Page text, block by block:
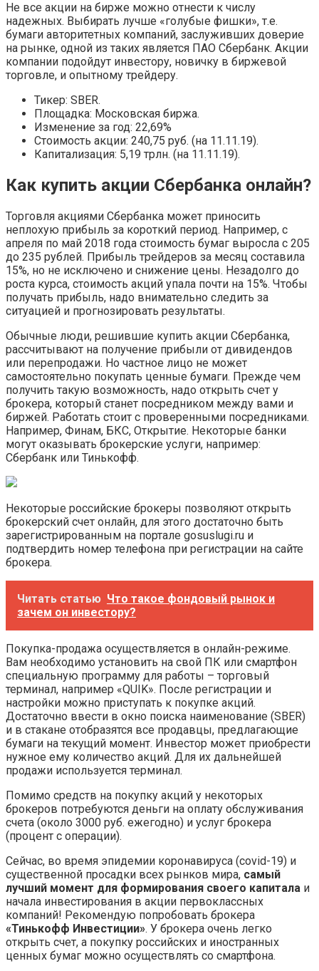
Не все акции на бирже можно отнести к числу
надежных. Выбирать лучше «голубые фишки», т.е.
бумаги авторитетных компаний, заслуживших доверие
на рынке, одной из таких является ПАО Сбербанк. Акции
компании подойдут инвестору, новичку в биржевой
торговле, и опытному трейдеру.
Тикер: SBER.
Площадка: Московская биржа.
Изменение за год: 22,69%
Стоимость акции: 240,75 руб. (на 11.11.19).
Капитализация: 5,19 трлн. (на 11.11.19).
Как купить акции Сбербанка онлайн?
Торговля акциями Сбербанка может приносить
неплохую прибыль за короткий период. Например, с
апреля по май 2018 года стоимость бумаг выросла с 205
до 235 рублей. Прибыль трейдеров за месяц составила
15%, но не исключено и снижение цены. Незадолго до
роста курса, стоимость акций упала почти на 15%. Чтобы
получать прибыль, надо внимательно следить за
ситуацией и прогнозировать результаты.
Обычные люди, решившие купить акции Сбербанка,
рассчитывают на получение прибыли от дивидендов
или перепродажи. Но частное лицо не может
самостоятельно покупать ценные бумаги. Прежде чем
получить такую возможность, надо открыть счет у
брокера, который станет посредником между вами и
биржей. Работать стоит с проверенными посредниками.
Например, Финам, БКС, Открытие. Некоторые банки
могут оказывать брокерские услуги, например:
Сбербанк или Тинькофф.
Некоторые российские брокеры позволяют открыть
брокерский счет онлайн, для этого достаточно быть
зарегистрированным на портале gosuslugi.ru и
подтвердить номер телефона при регистрации на сайте
брокера.
Читать статью Что такое фондовый рынок и
зачем он инвестору?
Покупка-продажа осуществляется в онлайн-режиме.
Вам необходимо установить на свой ПК или смартфон
специальную программу для работы – торговый
терминал, например «QUIK». После регистрации и
настройки можно приступать к покупке акций.
Достаточно ввести в окно поиска наименование (SBER)
и в стакане отобразятся все продавцы, предлагающие
бумаги на текущий момент. Инвестор может приобрести
нужное ему количество акций. Для их дальнейшей
продажи используется терминал.
Помимо средств на покупку акций у некоторых
брокеров потребуются деньги на оплату обслуживания
счета (около 3000 руб. ежегодно) и услуг брокера
(процент с операции).
Сейчас, во время эпидемии коронавируса (covid-19) и
существенной просадки всех рынков мира, самый
лучший момент для формирования своего капитала и
начала инвестирования в акции первоклассных
компаний! Рекомендую попробовать брокера
«Тинькофф Инвестиции». У брокера очень легко
открыть счет, а покупку российских и иностранных
ценных бумаг можно осуществлять со смартфона.